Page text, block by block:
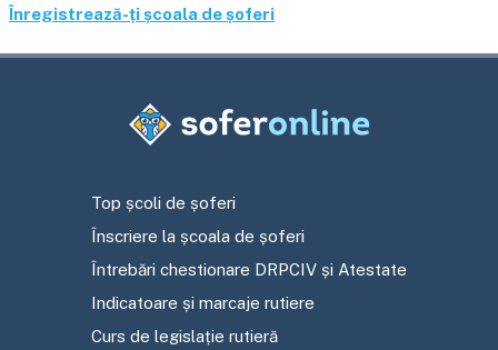
Înregistrează-ți școala de șoferi
Top școli de șoferi
Înscriere la școala de șoferi
Întrebări chestionare DRPCIV și Atestate
Indicatoare și marcaje rutiere
Curs de legislație rutieră